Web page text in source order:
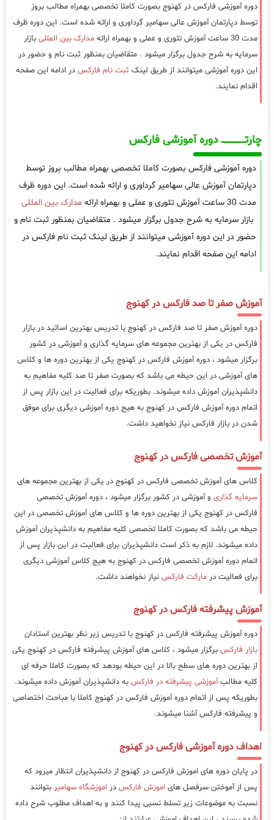
دوره آموزشی فارکس در کهنوج بصورت کاملا تخصصی بهمراه مطالب بروز
توسط دپارتمان آموزش عالی سهامیر گرداوری و ارائه شده است. این دوره ظرف
مدت 30 ساعت آموزش تئوری و عملی و بهمراه ارائه
مدارک بین المللی بازار
سرمایه به شرح جدول برگزار میشود . متقاضیان بمنظور ثبت نام و حضور در
این دوره آموزشی میتوانند از طریق لینک ثبت نام فارکس در ادامه این صفحه
اقدام نمایند.
چارتـــــــــــــــــــ دوره آموزشی فارکس
دوره آموزشی فارکس بصورت کاملا تخصصی بهمراه مطالب بروز توسط
دپارتمان آموزش عالی سهامیر گرداوری و ارائه شده است. این دوره ظرف
مدت 30 ساعت آموزش تئوری و عملی و بهمراه ارائه
مدارک بین المللی
بازار سرمایه به شرح جدول برگزار میشود . متقاضیان بمنظور ثبت نام و
حضور در این دوره آموزشی میتوانند از طریق لینک ثبت نام فارکس در
ادامه این صفحه اقدام نمایند.
آموزش صفر تا صد فارکس در کهنوج
دوره آموزش صفر تا صد فارکس در کهنوج با تدریس بهترین اساتید در بازار
فارکس در یکی از بهترین مجموعه های سرمایه گذاری و آموزشی در کشور
برگزار میشود ، دوره آموزش فارکس در کهنوج یکی از بهترین دوره ها و کلاس
های آموزشی در این حیطه می باشد که بصورت صفر تا صد کلیه مفاهیم به
دانشپذیران آموزش داده میشوند. بطوریکه برای فعالیت در این بازار پس از
اتمام دوره آموزش فارکس در کهنوج به هیج دوره آموزشی دیگری برای موفق
شدن در بازار فارکس نیاز نخواهید داشت.
آموزش تخصصی فارکس در کهنوج
کلاس های آموزش تخصصی فارکس در کهنوج در یکی از بهترین مجموعه های
سرمایه گذاری و آموزشی در کشور برگزار میشود ، دوره آموزش تخصصی
فارکس در کهنوج یکی از بهترین دوره ها و کلاس های آموزش تخصصی در این
حیطه می باشد که بصورت کاملا تخصصی کلیه مفاهیم به دانشپذیران آموزش
داده میشوند. لازم به ذکر است دانشپذیران برای فعالیت در این بازار پس از
اتمام دوره آموزش تخصصی فارکس در کهنوج به هیج کلاس آموزشی دیگری
برای فعالیت در مارکت فارکس نیاز نخواهند داشت.
آموزش پیشرفته فارکس در کهنوج
دوره آموزش پیشرفته فارکس در کهنوج با تدریس زیر نظر بهترین استادان
بازار فارکس برگزار میشود ، کلاس های آموزش پیشرفته فارکس در کهنوج یکی
از بهترین دوره های سطح بالا در این حیطه بودهد که بصورت کاملا حرفه ای
کلیه مطالبآموزشی پیشرفته در فارکس به دانشپذیران آموزش داده میشوند.
بطوریکه پس از اتمام دوره آموزش فارکس در کهنوج کاملا با مباحث اختصاصی
و پیشرفته فارکس آشنا میشوند.
اهداف دوره آموزشی فارکس در کهنوج
در پایان دوره های اموزش فارکس در کهنوج از دانشپذیران انتظار میرود که
پس از آموختن سرفصل های اموزش فارکس در اموزشگاه سهامیر بتوانند
نسبت به موضوعات زیر تسلط نسبی پیدا کنند و به اهداف مطلوب شرح داده